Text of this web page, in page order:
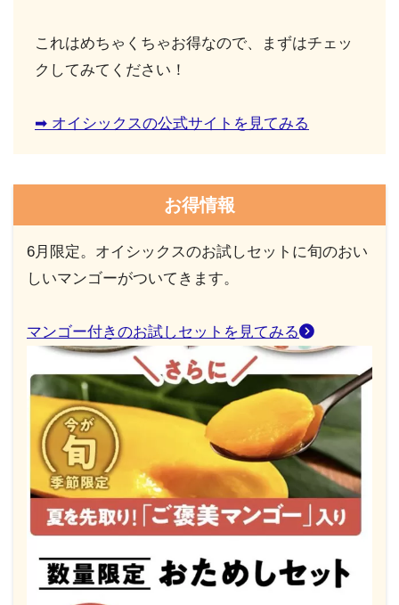
これはめちゃくちゃお得なので、まずはチェッ
クしてみてください！
➡︎ オイシックスの公式サイトを見てみる
お得情報
6月限定。オイシックスのお試しセットに旬のおい
しいマンゴーがついてきます。
マンゴー付きのお試しセットを見てみる